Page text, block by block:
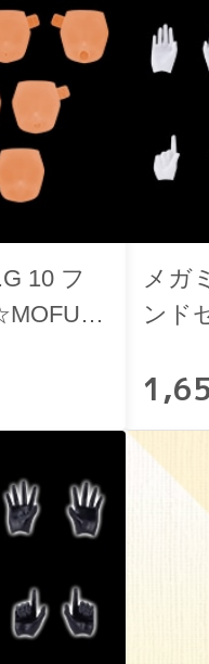
10 フ
用
メガ
ンド